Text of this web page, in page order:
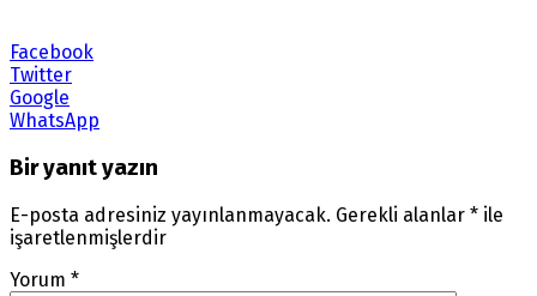
Facebook
Twitter
Google
WhatsApp
Bir yanıt yazın
E-posta adresiniz yayınlanmayacak. Gerekli alanlar * ile
işaretlenmişlerdir
Yorum *